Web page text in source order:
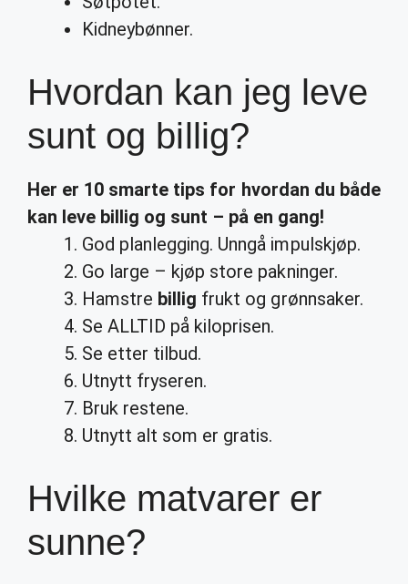
Kidneybønner.
Hvordan kan jeg leve
sunt og billig?
Her er 10 smarte tips for hvordan du både
kan leve billig og sunt – på en gang!
God planlegging. Unngå impulskjøp.
Go large – kjøp store pakninger.
Hamstre billig frukt og grønnsaker.
Se ALLTID på kiloprisen.
Se etter tilbud.
Utnytt fryseren.
Bruk restene.
Utnytt alt som er gratis.
Hvilke matvarer er
sunne?